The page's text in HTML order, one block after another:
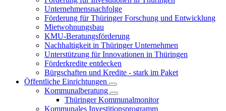
Unternehmensnachfolge
Förderung für Thüringer Forschung und Entwicklung
Mietwohnungsbau
KMU-Beratungsförderung
Nachhaltigkeit in Thüringer Unternehmen
Unterstützung für Innovationen in Thüringen
Förderkredite entdecken
Bürgschaften und Kredite - stark im Paket
Öffentliche Einrichtungen
Kommunalberatung
Thüringer Kommunalmonitor
Kommunales Investitionsprogramm